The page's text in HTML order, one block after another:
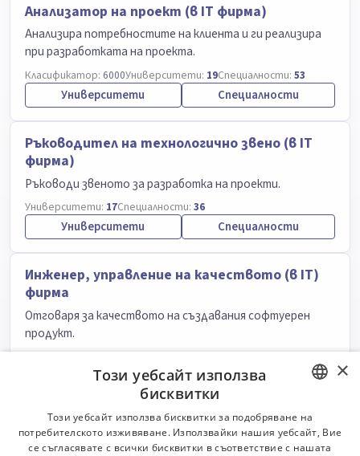
Анализатор на проект (в IT фирма)
Анализира потребностите на клиента и ги реализира
при разработката на проекта.
Класификатор: 6000Университети: 19Специалности: 53
Университети Специалности
Ръководител на технологично звено (в IT
фирма)
Ръководи звеното за разработка на проекти.
Университети: 17Специалности: 36
Университети Специалности
Инжeнер, управление на качеството (в IТ)
фирма
Отговаря за качеството на създавания софтуерен
продукт.
Класификатор:6000Университети:16Специалности:39
Университети Специалности
Техник, телекомуникации
Полага телефонни и/ или телевизионни кабели
BULGARIAN
ENGLISH
×
Този уебсайт използва
бисквитки
Този уебсайт използва бисквитки за подобряване на
потребителското изживяване. Използвайки нашия уебсайт, Вие
се съгласявате с всички бисквитки в съответствие с нашата